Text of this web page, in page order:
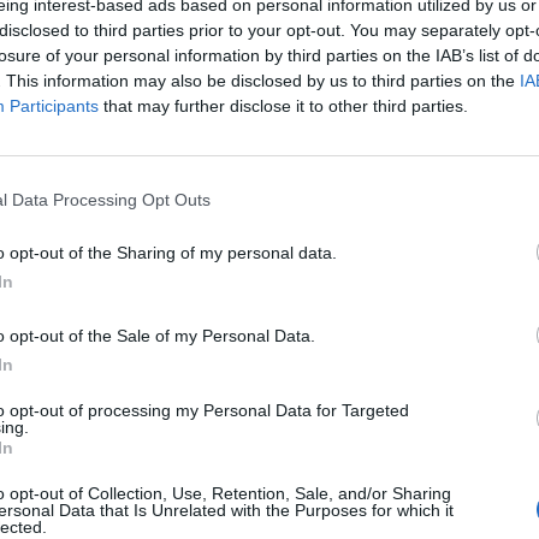
interest-based ads based on personal information utilized by us
to third parties prior to your opt-out. You may separately
of your personal information by third parties on the IAB’s list of
This information may also be disclosed by us to third parties on the
Participants that may further disclose it to other third parties.
Data Processing Opt Outs
opt-out of the Sharing of my personal data.
opt-out of the Sale of my Personal Data.
opt-out of processing my Personal Data for Targeted
opt-out of Collection, Use, Retention, Sale, and/or Sharing
Data that Is Unrelated with the Purposes for which it
dei cani, con controllo di pre-affido e predisposizione
Tale associazione opera all’interno della struttura
assicurazione, provvedendo quotidianamente ad
uscite dai box degli stessi. L’associazione è anche
cinofili per il miglioramento comportamentale dei
riuscire a collocare anche essi in famiglia.